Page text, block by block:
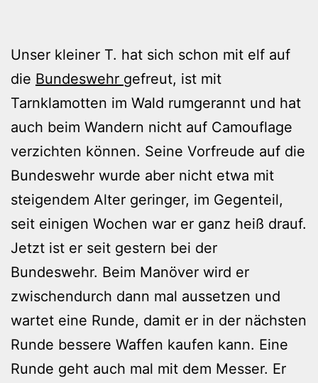
Unser kleiner T. hat sich schon mit elf auf
die Bundeswehr gefreut, ist mit
Tarnklamotten im Wald rumgerannt und hat
auch beim Wandern nicht auf Camouflage
verzichten können. Seine Vorfreude auf die
Bundeswehr wurde aber nicht etwa mit
steigendem Alter geringer, im Gegenteil,
seit einigen Wochen war er ganz heiß drauf.
Jetzt ist er seit gestern bei der
Bundeswehr. Beim Manöver wird er
zwischendurch dann mal aussetzen und
wartet eine Runde, damit er in der nächsten
Runde bessere Waffen kaufen kann. Eine
Runde geht auch mal mit dem Messer. Er